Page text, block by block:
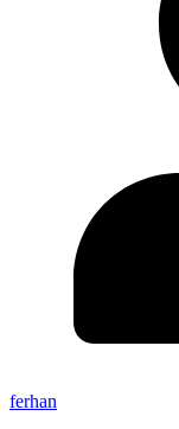
ferhan